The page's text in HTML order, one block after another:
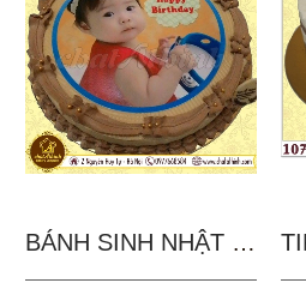
BÁNH SINH NHẬT IN...